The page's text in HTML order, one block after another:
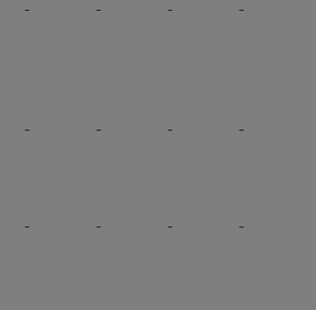
- - - -
- - - -
- - - -